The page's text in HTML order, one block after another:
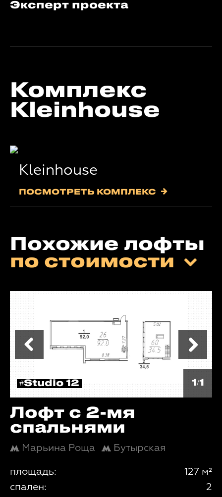
Эксперт проекта
Комплекс
Kleinhouse
Kleinhouse
ПОСМОТРЕТЬ КОМПЛЕКС
Похожие лофты
по стоимости
#Studio 12 1/1
Лофт с 2-мя
спальнями
Марьина Роща Бутырская
площадь:
127 м²
спален:
2